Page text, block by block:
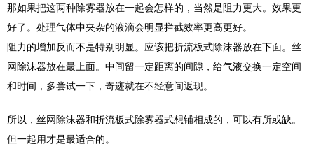
那如果把这两种除雾器放在一起会怎样的，当然是阻力更大。效果更
好了。处理气体中夹杂的液滴会明显拦截效率更高更好。
阻力的增加反而不是特别明显。应该把折流板式除沫器放在下面。丝
网除沫器放在最上面。中间留一定距离的间隙，给气液交换一定空间
和时间，多尝试一下，奇迹就在不经意间返现。
所以，丝网除沫器和折流板式除雾器式想铺相成的，可以有所或缺。
但一起用才是最适合的。